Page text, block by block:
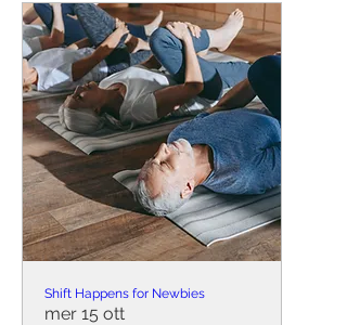
Shift Happens for Newbies
mer 15 ott